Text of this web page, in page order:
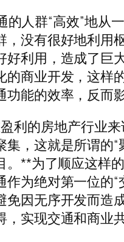
的人群“高效”地
没有很好地利用
利用，造成了
商业开发，这
能的效率，反而
盈利的房地产行
，这就是所谓的
**为了顺应这样
为绝对第一位的
因无序开发而造
实现交通和商业